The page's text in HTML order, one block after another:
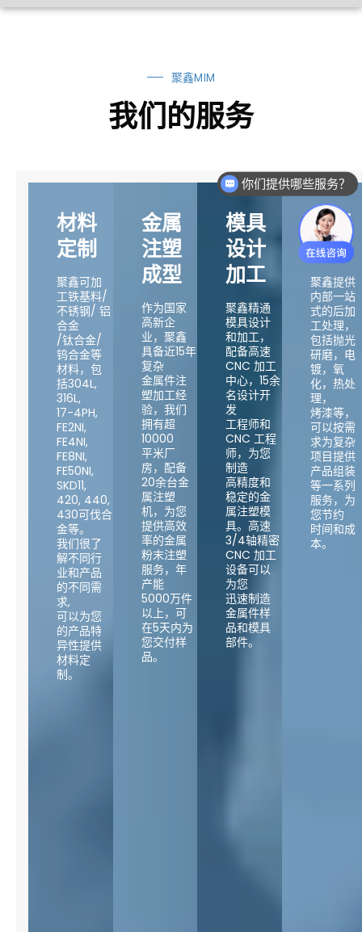
聚鑫MIM
我们的服务
材料
定制
聚鑫可加
工铁基料/
不锈钢/ 铝
合金
/钛合金/
钨合金等
材料，包
括304L,
316L,
17-4PH,
FE2NI,
FE4NI,
FE8NI,
FE50NI,
SKD11,
420, 440,
430可伐合
金等。
我们很了
解不同行
业和产品
的不同需
求,
可以为您
的产品特
异性提供
材料定
制。
金属
注塑
成型
作为国家
高新企
业，聚鑫
具备近15年
复杂
金属件注
塑加工经
验，我们
拥有超
10000
平米厂
房，配备
20余台金
属注塑
机，为您
提供高效
率的金属
粉末注塑
服务，年
产能
5000万件
以上，可
在5天内为
您交付样
品。
模具
设计
加工
聚鑫精通
模具设计
和加工，
配备高速
CNC 加工
中心，15余
名设计开
发
工程师和
CNC 工程
师，为您
制造
高精度和
稳定的金
属注塑模
具。高速
3/4轴精密
CNC 加工
设备可以
为您
迅速制造
金属件样
品和模具
部件。
表面
处理
聚鑫提供
内部一站
式的后加
工处理，
包括抛光
研磨，电
镀，氧
化，热处
理，
烤漆等，
可以按需
求为复杂
项目提供
产品组装
等一系列
服务，为
您节约
时间和成
本。
你们提供哪些服务？